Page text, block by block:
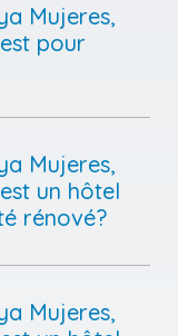
Mujeres,
pour
Mujeres,
un hôtel
rénové?
Mujeres,